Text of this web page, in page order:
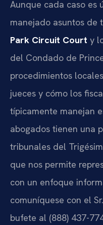
Aunque cada caso es
manejado asuntos de
Park Circuit Court y
del Condado de
procedimientos
jueces y cómo los
típicamente manejan
abogados tienen una
tribunales del
que nos permite
con un enfoque
comuníquese con el
bufete al (888) 437-